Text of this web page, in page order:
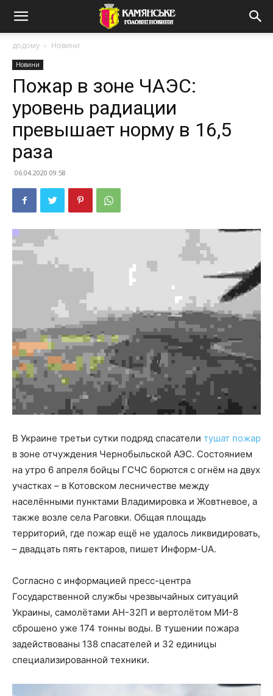
додому Новини
Новини
Пожар в зоне ЧАЭС:
уровень радиации
превышает норму в 16,5
раза
06.04.2020 09:58
В Украине третьи сутки подряд спасатели тушат пожар
в зоне отчуждения Чернобыльской АЭС. Состоянием
на утро 6 апреля бойцы ГСЧС борются с огнём на двух
участках – в Котовском лесничестве между
населёнными пунктами Владимировка и Жовтневое, а
также возле села Раговки. Общая площадь
территорий, где пожар ещё не удалось ликвидировать,
– двадцать пять гектаров, пишет Информ-UA.
Согласно с информацией пресс-центра
Государственной службы чрезвычайных ситуаций
Украины, самолётами АН-32П и вертолётом МИ-8
сброшено уже 174 тонны воды. В тушении пожара
задействованы 138 спасателей и 32 единицы
специализированной техники.